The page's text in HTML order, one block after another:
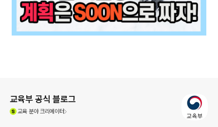
교육부 공식 블로그
교육분야 크리에이터